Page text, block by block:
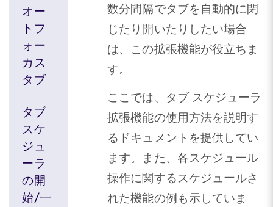
オー
トフ
ォー
カス
タブ
タブ
スケ
ジュ
ーラ
の開
始/一
数分間隔でタブを自動的に閉
じたり開いたりしたい場合
は、この拡張機能が役立ちま
す。
ここでは、タブ スケジューラ
拡張機能の使用方法を説明す
るドキュメントを提供してい
ます。また、各スケジュール
操作に関するスケジュールさ
れた機能の例も示していま